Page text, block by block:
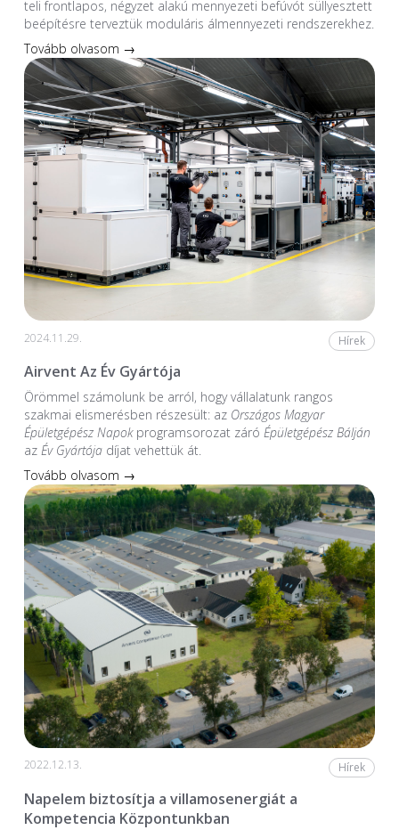
teli frontlapos, négyzet alakú mennyezeti befúvót süllyesztett
beépítésre terveztük moduláris álmennyezeti rendszerekhez.
Tovább olvasom →
2024.11.29. Hírek
Airvent Az Év Gyártója
Örömmel számolunk be arról, hogy vállalatunk rangos
szakmai elismerésben részesült: az Országos Magyar
Épületgépész Napokprogramsorozat záró Épületgépész Bálján
az Év Gyártójadíjat vehettük át.
Tovább olvasom →
2022.12.13. Hírek
Napelem biztosítja a villamosenergiát a
Kompetencia Központunkban